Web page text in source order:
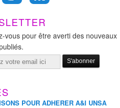
vous pour être averti des nouveaux
POUR ADHERER A&I UNSA